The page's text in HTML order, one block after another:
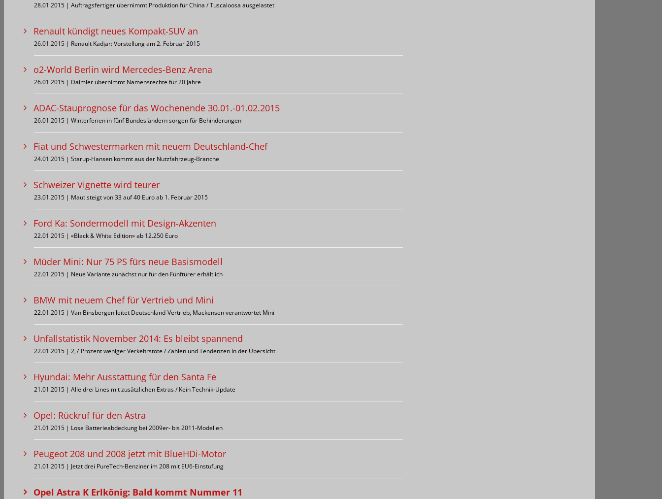
28.01.2015 | Auftragsfertiger übernimmt Produktion für China / Tuscaloosa ausgelastet
Renault kündigt neues Kompakt-SUV an
26.01.2015 | Renault Kadjar: Vorstellung am 2. Februar 2015
o2-World Berlin wird Mercedes-Benz Arena
26.01.2015 | Daimler übernimmt Namensrechte für 20 Jahre
ADAC-Stauprognose für das Wochenende 30.01.-01.02.2015
26.01.2015 | Winterferien in fünf Bundesländern sorgen für Behinderungen
Fiat und Schwestermarken mit neuem Deutschland-Chef
24.01.2015 | Starup-Hansen kommt aus der Nutzfahrzeug-Branche
Schweizer Vignette wird teurer
23.01.2015 | Maut steigt von 33 auf 40 Euro ab 1. Februar 2015
Ford Ka: Sondermodell mit Design-Akzenten
22.01.2015 | «Black & White Edition» ab 12.250 Euro
Müder Mini: Nur 75 PS fürs neue Basismodell
22.01.2015 | Neue Variante zunächst nur für den Fünftürer erhältlich
BMW mit neuem Chef für Vertrieb und Mini
22.01.2015 | Van Binsbergen leitet Deutschland-Vertrieb, Mackensen verantwortet Mini
Unfallstatistik November 2014: Es bleibt spannend
22.01.2015 | 2,7 Prozent weniger Verkehrstote / Zahlen und Tendenzen in der Übersicht
Hyundai: Mehr Ausstattung für den Santa Fe
21.01.2015 | Alle drei Lines mit zusätzlichen Extras / Kein Technik-Update
Opel: Rückruf für den Astra
21.01.2015 | Lose Batterieabdeckung bei 2009er- bis 2011-Modellen
Peugeot 208 und 2008 jetzt mit BlueHDi-Motor
21.01.2015 | Jetzt drei PureTech-Benziner im 208 mit EU6-Einstufung
Opel Astra K Erlkönig: Bald kommt Nummer 11